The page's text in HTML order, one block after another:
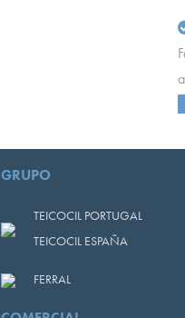
GRUPO
TEICOCIL PORTUGAL
TEICOCIL ESPAÑA
FERRAL